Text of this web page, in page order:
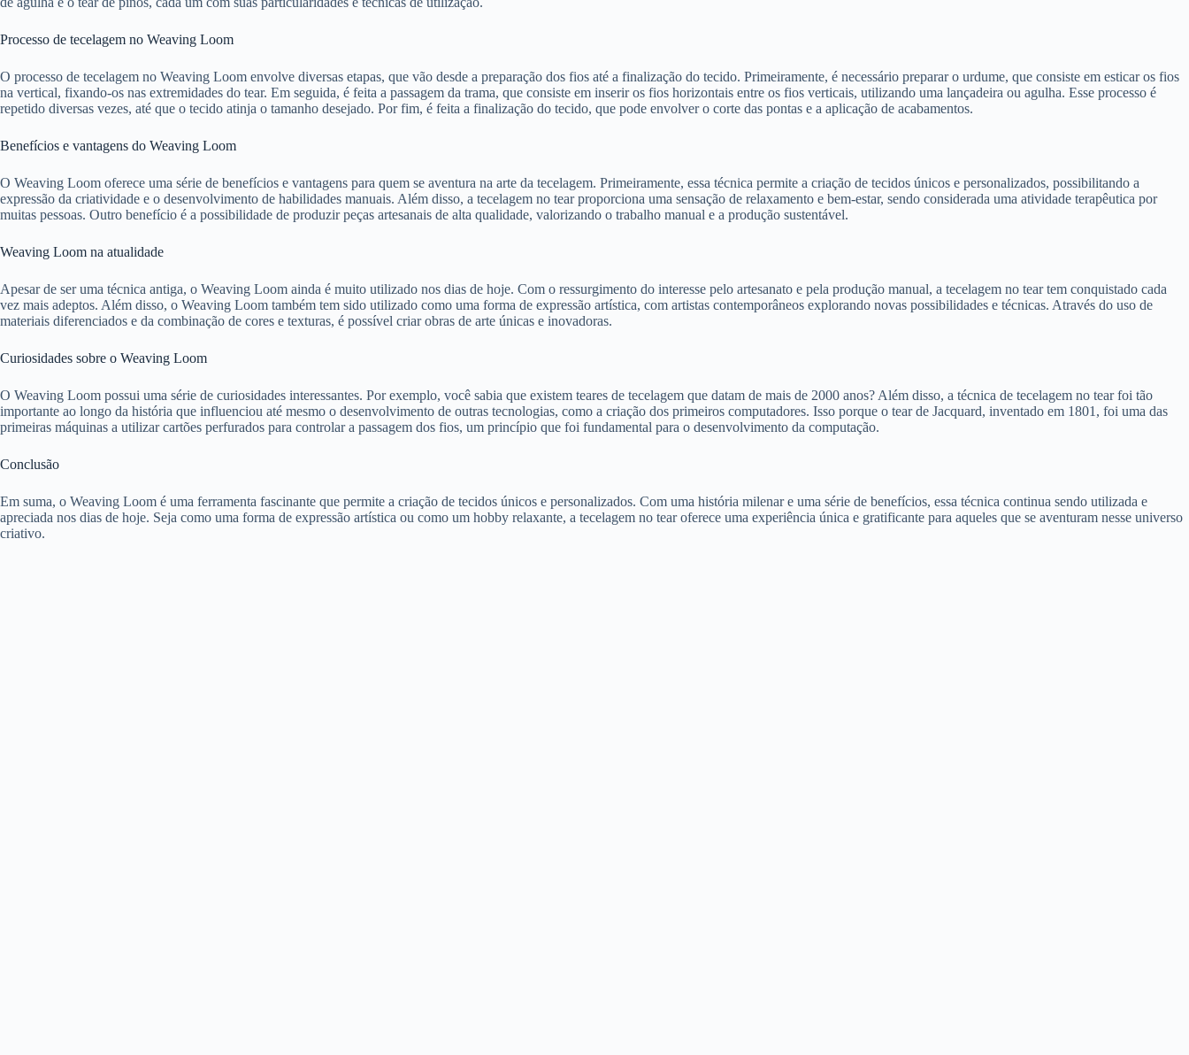
Processo de tecelagem no Weaving Loom
O processo de tecelagem no Weaving Loom envolve diversas etapas, que vão desde a preparação dos fios até a finalização do tecido. Primeiramente, é necessário preparar o urdume, que consiste em esticar os fios
na vertical, fixando-os nas extremidades do tear. Em seguida, é feita a passagem da trama, que consiste em inserir os fios horizontais entre os fios verticais, utilizando uma lançadeira ou agulha. Esse processo é
repetido diversas vezes, até que o tecido atinja o tamanho desejado. Por fim, é feita a finalização do tecido, que pode envolver o corte das pontas e a aplicação de acabamentos.
Benefícios e vantagens do Weaving Loom
O Weaving Loom oferece uma série de benefícios e vantagens para quem se aventura na arte da tecelagem. Primeiramente, essa técnica permite a criação de tecidos únicos e personalizados, possibilitando a
expressão da criatividade e o desenvolvimento de habilidades manuais. Além disso, a tecelagem no tear proporciona uma sensação de relaxamento e bem-estar, sendo considerada uma atividade terapêutica por
muitas pessoas. Outro benefício é a possibilidade de produzir peças artesanais de alta qualidade, valorizando o trabalho manual e a produção sustentável.
Weaving Loom na atualidade
Apesar de ser uma técnica antiga, o Weaving Loom ainda é muito utilizado nos dias de hoje. Com o ressurgimento do interesse pelo artesanato e pela produção manual, a tecelagem no tear tem conquistado cada
vez mais adeptos. Além disso, o Weaving Loom também tem sido utilizado como uma forma de expressão artística, com artistas contemporâneos explorando novas possibilidades e técnicas. Através do uso de
materiais diferenciados e da combinação de cores e texturas, é possível criar obras de arte únicas e inovadoras.
Curiosidades sobre o Weaving Loom
O Weaving Loom possui uma série de curiosidades interessantes. Por exemplo, você sabia que existem teares de tecelagem que datam de mais de 2000 anos? Além disso, a técnica de tecelagem no tear foi tão
importante ao longo da história que influenciou até mesmo o desenvolvimento de outras tecnologias, como a criação dos primeiros computadores. Isso porque o tear de Jacquard, inventado em 1801, foi uma das
primeiras máquinas a utilizar cartões perfurados para controlar a passagem dos fios, um princípio que foi fundamental para o desenvolvimento da computação.
Conclusão
Em suma, o Weaving Loom é uma ferramenta fascinante que permite a criação de tecidos únicos e personalizados. Com uma história milenar e uma série de benefícios, essa técnica continua sendo utilizada e
apreciada nos dias de hoje. Seja como uma forma de expressão artística ou como um hobby relaxante, a tecelagem no tear oferece uma experiência única e gratificante para aqueles que se aventuram nesse universo
criativo.